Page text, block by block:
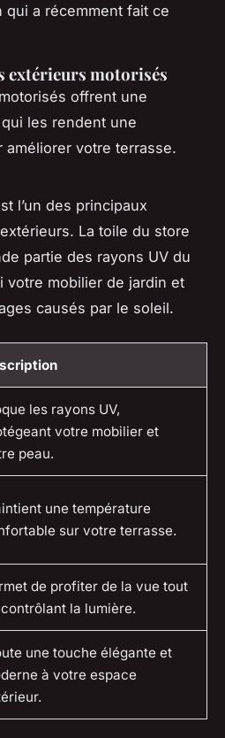
qui a récemment fait ce
extérieurs motorisés
offrent une
qui les rendent une
votre terrasse.
l’un des principaux
La toile du store
partie des rayons UV du
votre mobilier de jardin et
causés par le soleil.
les rayons UV,
votre mobilier et
peau.
une température
sur votre terrasse.
de profiter de la vue tout
la lumière.
une touche élégante et
à votre espace